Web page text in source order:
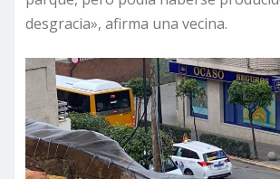
desgracia», afirma una vecina.